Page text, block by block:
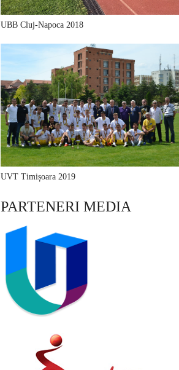
UBB Cluj-Napoca 2018
UVT Timișoara 2019
PARTENERI MEDIA